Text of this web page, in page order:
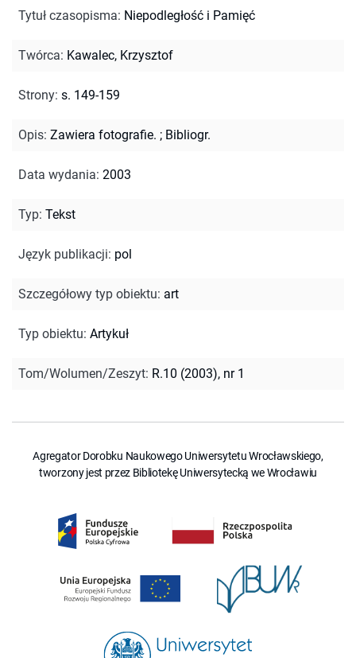
Tytuł czasopisma: Niepodległość i Pamięć
Twórca: Kawalec, Krzysztof
Strony: s. 149-159
Opis: Zawiera fotografie. ; Bibliogr.
Data wydania: 2003
Typ: Tekst
Język publikacji: pol
Szczegółowy typ obiektu: art
Typ obiektu: Artykuł
Tom/Wolumen/Zeszyt: R.10 (2003), nr 1
Agregator Dorobku Naukowego Uniwersytetu Wrocławskiego,
tworzony jest przez Bibliotekę Uniwersytecką we Wrocławiu